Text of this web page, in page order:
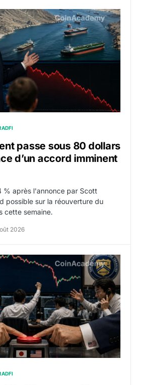
sous 80 dollars après
passe sous 80 dollars
d’un accord imminent
% après l'annonce par Scott
possible sur la réouverture du
cette semaine.
2026
confirment une